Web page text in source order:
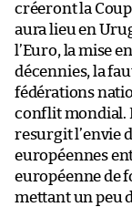
créeront la
aura lieu en
l’Euro, la mise
décennies, la
fédérations
conflit mondial.
resurgit l’envie
européennes
européenne de
mettant un peu